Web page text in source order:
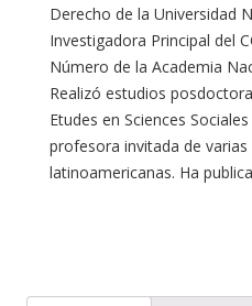
Derecho de la Universidad
Investigadora Principal del
Número de la Academia
Realizó estudios
Etudes en Sciences
profesora invitada de
latinoamericanas. Ha